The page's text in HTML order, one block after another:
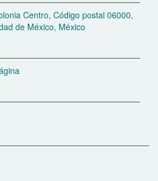
Centro, Código postal 06000,
de México, México